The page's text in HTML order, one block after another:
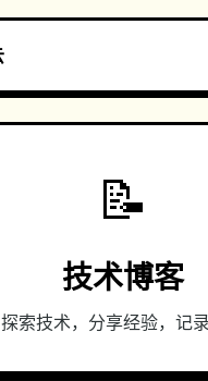
📝
技术博客
探索技术，分享经验，记